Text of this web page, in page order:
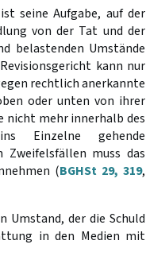
seine Aufgabe, auf der
von der Tat und der
belastenden Umstände
kann nur
rechtlich anerkannte
oder unten von ihrer
nicht mehr innerhalb des
Einzelne gehende
Zweifelsfällen muss das
(BGHSt 29, 319,
Umstand, der die Schuld
in den Medien mit